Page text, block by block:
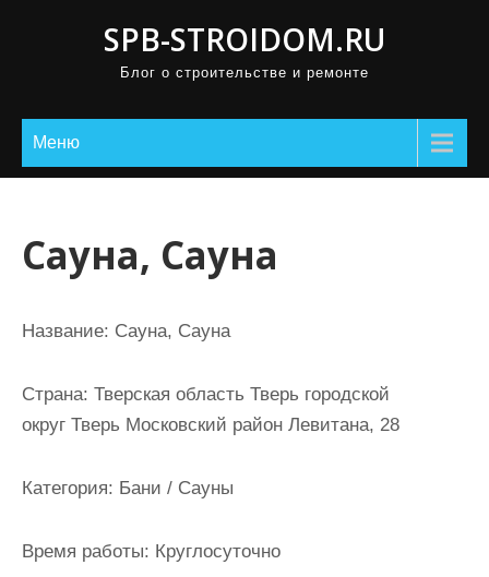
SPB-STROIDOM.RU
Блог о строительстве и ремонте
Меню
Сауна, Сауна
Название: Сауна, Сауна
Страна: Тверская область Тверь городской
округ Тверь Московский район Левитана, 28
Категория: Бани / Сауны
Время работы: Круглосуточно